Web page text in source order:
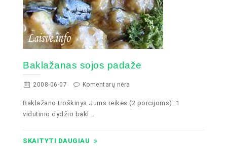
Baklažanas sojos padaže
2008-06-07 Komentarų nėra
Baklažano troškinys Jums reikės (2 porcijoms): 1
vidutinio dydžio bakl...
SKAITYTI DAUGIAU